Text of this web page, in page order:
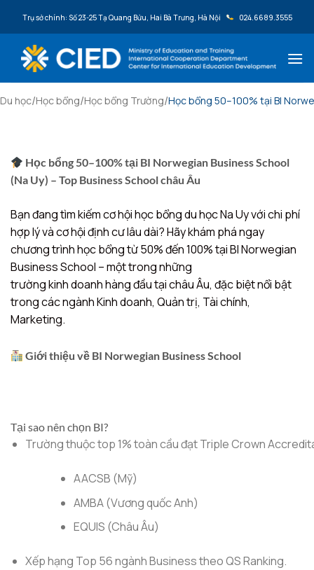
Trụ sở chính: Số 23-25 Tạ Quang Bửu, Hai Bà Trưng, Hà Nội 024.6689.3555
Du học/Học bổng/Học bổng Trường/Học bổng 50–100% tại BI
Học bổng 50–100% tại BI Norwegian Business School
(Na Uy) – Top Business School châu Âu
Bạn đang tìm kiếm cơ hội học bổng du học Na Uy với chi phí
hợp lý và cơ hội định cư lâu dài? Hãy khám phá ngay
chương trình học bổng từ 50% đến 100% tại BI Norwegian
Business School – một trong những
trường kinh doanh hàng đầu tại châu Âu, đặc biệt nổi bật
trong các ngành Kinh doanh, Quản trị, Tài chính,
Marketing.
Giới thiệu về BI Norwegian Business School
Tại sao nên chọn BI?
Trường thuộc top 1% toàn cầu đạt Triple Crown
AACSB (Mỹ)
AMBA (Vương quốc Anh)
EQUIS (Châu Âu)
Xếp hạng Top 56 ngành Business theo QS Ranking.